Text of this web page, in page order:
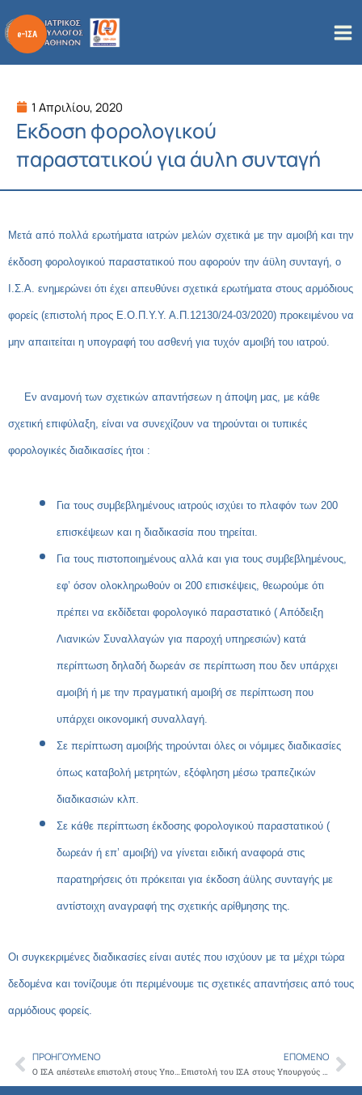
στο
περιεχόμενο
1 Απριλίου, 2020
Εκδοση φορολογικού
παραστατικού για άυλη συνταγή
Μετά από πολλά ερωτήματα ιατρών μελών σχετικά με την αμοιβή και την
έκδοση φορολογικού παραστατικού που αφορούν την άϋλη συνταγή, ο
Ι.Σ.Α. ενημερώνει ότι έχει απευθύνει σχετικά ερωτήματα στους αρμόδιους
φορείς (επιστολή προς Ε.Ο.Π.Υ.Υ. Α.Π.12130/24-03/2020) προκειμένου να
μην απαιτείται η υπογραφή του ασθενή για τυχόν αμοιβή του ιατρού.
Εν αναμονή των σχετικών απαντήσεων η άποψη μας, με κάθε
σχετική επιφύλαξη, είναι να συνεχίζουν να τηρούνται οι τυπικές
φορολογικές διαδικασίες ήτοι :
Για τους συμβεβλημένους ιατρούς ισχύει το πλαφόν των 200
επισκέψεων και η διαδικασία που τηρείται.
Για τους πιστοποιημένους αλλά και για τους συμβεβλημένους,
εφ’ όσον ολοκληρωθούν οι 200 επισκέψεις, θεωρούμε ότι
πρέπει να εκδίδεται φορολογικό παραστατικό ( Απόδειξη
Λιανικών Συναλλαγών για παροχή υπηρεσιών) κατά
περίπτωση δηλαδή δωρεάν σε περίπτωση που δεν υπάρχει
αμοιβή ή με την πραγματική αμοιβή σε περίπτωση που
υπάρχει οικονομική συναλλαγή.
Σε περίπτωση αμοιβής τηρούνται όλες οι νόμιμες διαδικασίες
όπως καταβολή μετρητών, εξόφληση μέσω τραπεζικών
διαδικασιών κλπ.
Σε κάθε περίπτωση έκδοσης φορολογικού παραστατικού (
δωρεάν ή επ’ αμοιβή) να γίνεται ειδική αναφορά στις
παρατηρήσεις ότι πρόκειται για έκδοση άϋλης συνταγής με
αντίστοιχη αναγραφή της σχετικής αρίθμησης της.
Οι συγκεκριμένες διαδικασίες είναι αυτές που ισχύουν με τα μέχρι τώρα
δεδομένα και τονίζουμε ότι περιμένουμε τις σχετικές απαντήσεις από τους
αρμόδιους φορείς.
Prev
ΠΡΟΗΓΟΎΜΕΝΟ
Ο ΙΣΑ απέστειλε επιστολή στους Υπουργούς Οικονομικών και Εργασίας με θέμα τη χορήγηση φορολογικής και ασφαλιστικής ενημερότητας και τα προβλήματα που μπορεί να ανακύψουν στην είσπραξη χρημάτων
ΕΠΌΜΕΝΟ
Επιστολή του ΙΣΑ στους Υπουργούς Οικονομικών και Ανάπτυξης σχετικά με το θέμα της μείωσης κατά 40% του ενοικίου επαγγελματικής στέγης